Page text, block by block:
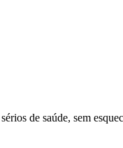
de saúde, sem